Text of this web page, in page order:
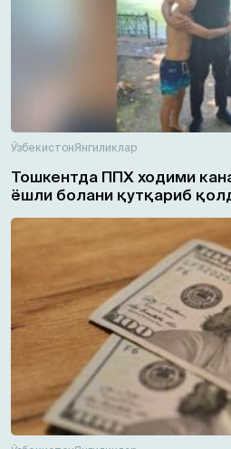
ЎзбекистонЯнгиликлар
Тошкентда ППХ ходими
ёшли болани қутқариб